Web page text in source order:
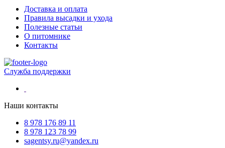
Доставка и оплата
Правила высадки и ухода
Полезные статьи
О питомнике
Контакты
Служба поддержки
Наши контакты
8 978 176 89 11
8 978 123 78 99
sagentsy.ru@yandex.ru